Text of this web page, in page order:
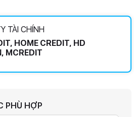
TÀI CHÍNH
HOME CREDIT, HD
MCREDIT
PHÙ HỢP